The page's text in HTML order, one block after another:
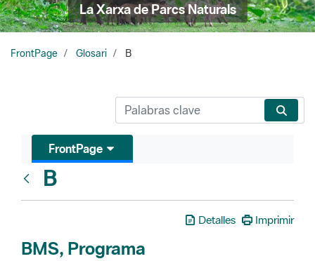
La Xarxa de Parcs Naturals
FrontPage Glosari B
FrontPage
B
Detalles Imprimir
BMS, Programa